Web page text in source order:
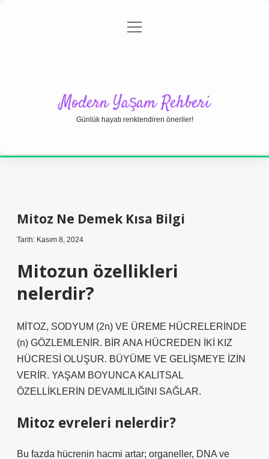
Gizlilik Politikası
menüyü
Modern Yaşam Rehberi
Günlük hayatı renklendiren öneriler!
Mitoz Ne Demek Kısa Bilgi
Tarih: Kasım 8, 2024
Mitozun özellikleri
nelerdir?
MİTOZ, SODYUM (2n) VE ÜREME HÜCRELERİNDE
(n) GÖZLEMLENİR. BİR ANA HÜCREDEN İKİ KIZ
HÜCRESİ OLUŞUR. BÜYÜME VE GELİŞMEYE İZİN
VERİR. YAŞAM BOYUNCA KALITSAL
ÖZELLİKLERİN DEVAMLILIĞINI SAĞLAR.
Mitoz evreleri nelerdir?
Bu fazda hücrenin hacmi artar; organeller, DNA ve